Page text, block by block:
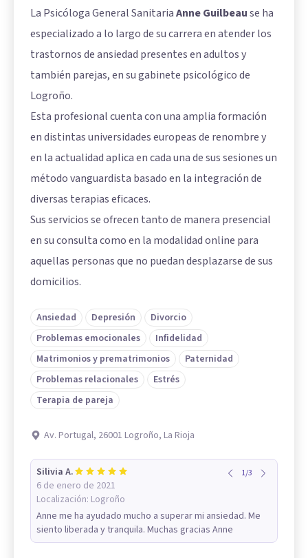
La Psicóloga General SanitariaAnne Guilbeause ha
especializado a lo largo de su carrera en atender los
trastornos de ansiedad presentes en adultos y
también parejas, en su gabinete psicológico de
Logroño.
Esta profesional cuenta con una amplia formación
en distintas universidades europeas de renombre y
en la actualidad aplica en cada una de sus sesiones un
método vanguardista basado en la integración de
diversas terapias eficaces.
Sus servicios se ofrecen tanto de manera presencial
en su consulta como en la modalidad online para
aquellas personas que no puedan desplazarse de sus
domicilios.
Ansiedad Depresión
Divorcio
Problemas emocionales
Infidelidad
Matrimonios y prematrimonios
Paternidad
Problemas relacionales
Estrés
Terapia de pareja
Av. Portugal, 26001 Logroño, La Rioja
Silivia A.
6 de enero de 2021
Localización: Logroño
1/3
Anne me ha ayudado mucho a superar mi ansiedad. Me
siento liberada y tranquila. Muchas gracias Anne